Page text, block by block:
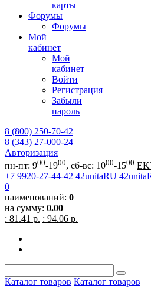
карты
Форумы
Форумы
Мой
кабинет
Мой
кабинет
Войти
Регистрация
Забыли
пароль
8 (800) 250-70-42
8 (343) 27-000-24
Авторизация
пн-пт: 900-1900, сб-вс: 1000-1500
+7 9920-27-44-42 42unitaRU
0
наименований: 0
на сумму: 0.00
: 81.41 р. : 94.06 р.
Каталог товаров Каталог товаров